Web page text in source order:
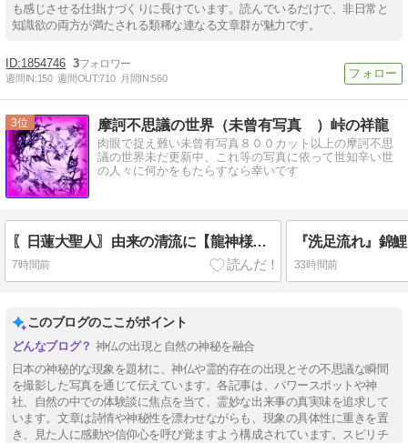
も感じさせる仕掛けづくりに長けています。読んでいるだけで、非日常と
知識欲の両方が満たされる類稀な連なる文章群が魅力です。
1854746 3
週間IN:150 週間OUT:710 月間IN:560
3 摩訶不思議の世界（未曾有写真 ）峠の祥龍
肉眼で捉え難い未曾有写真８００カット以上の摩訶不思
議の世界未だ更新中、これ等の写真に依って世知辛い世
の人々に何かをもたらすなら幸いです
〖日蓮大聖人〗由来の清流に【龍神様】出現
7時間前 33時間前
このブログのここがポイント
神仏の出現と自然の神秘を融合
日本の神秘的な現象を題材に、神仏や霊的存在の出現とその不思議な瞬間
を撮影した写真を通じて伝えています。各記事は、パワースポットや神
社、自然の中での体験談に焦点を当て、霊妙な出来事の真実味を追求して
います。文章は詩情や神秘性を漂わせながらも、現象の具体性に重きを置
き、見た人に感動や信仰心を呼び覚ますよう構成されています。スピリチ